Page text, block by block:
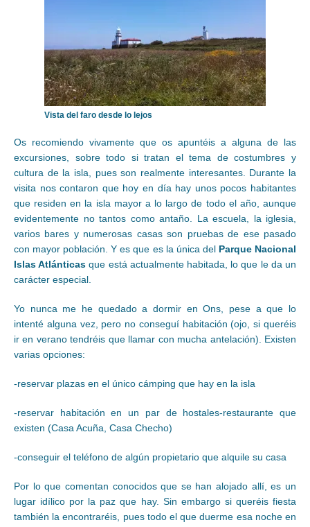
Vista del faro desde lo lejos
Os recomiendo vivamente que os apuntéis a alguna de las
excursiones, sobre todo si tratan el tema de costumbres y
cultura de la isla, pues son realmente interesantes. Durante la
visita nos contaron que hoy en día hay unos pocos habitantes
que residen en la isla mayor a lo largo de todo el año, aunque
evidentemente no tantos como antaño. La escuela, la iglesia,
varios bares y numerosas casas son pruebas de ese pasado
con mayor población. Y es que es la única del Parque Nacional
Islas Atlánticas que está actualmente habitada, lo que le da un
carácter especial.
Yo nunca me he quedado a dormir en Ons, pese a que lo
intenté alguna vez, pero no conseguí habitación (ojo, si queréis
ir en verano tendréis que llamar con mucha antelación). Existen
varias opciones:
-reservar plazas en el único cámping que hay en la isla
-reservar habitación en un par de hostales-restaurante que
existen (Casa Acuña, Casa Checho)
-conseguir el teléfono de algún propietario que alquile su casa
Por lo que comentan conocidos que se han alojado allí, es un
lugar idílico por la paz que hay. Sin embargo si queréis fiesta
también la encontraréis, pues todo el que duerme esa noche en